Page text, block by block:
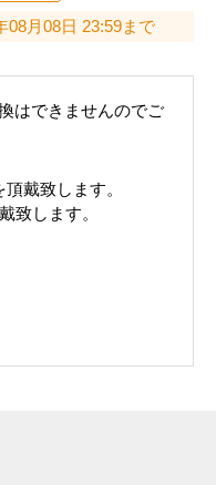
08月08日 23:59まで
はできませんのでご
頂戴致します。
致します。